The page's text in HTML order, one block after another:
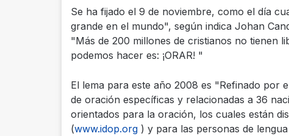
Se ha fijado el 9 de noviembre, como el día
grande en el mundo", según indica Johan
"Más de 200 millones de cristianos no tienen
podemos hacer es: ¡ORAR! "
El lema para este año 2008 es "Refinado por
de oración específicas y relacionadas a 36
orientados para la oración, los cuales están
(www.idop.org) y para las personas de